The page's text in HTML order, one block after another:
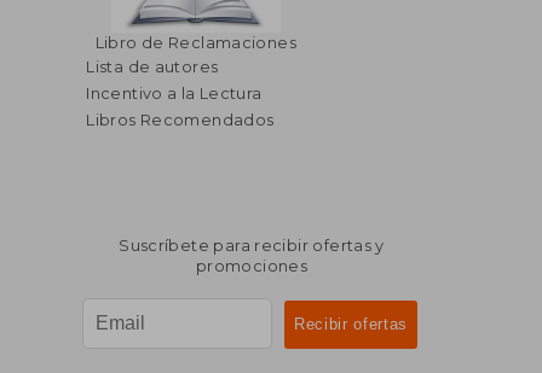
Libro de Reclamaciones
Lista de autores
Incentivo a la Lectura
Libros Recomendados
Suscríbete para recibir ofertas y
promociones